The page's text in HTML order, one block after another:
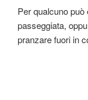
Per qualcuno
passeggiata,
pranzare fuori in